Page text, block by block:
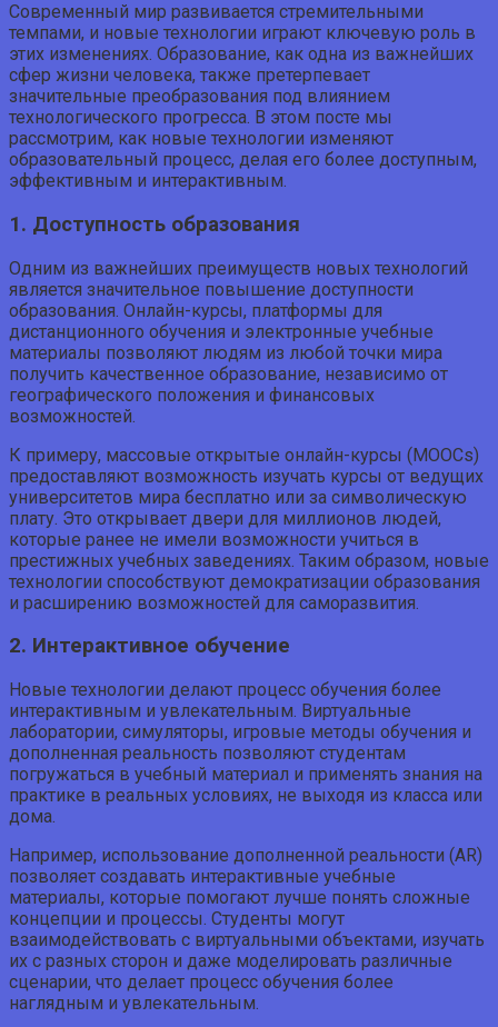
Современный мир развивается стремительными
темпами, и новые технологии играют ключевую роль в
этих изменениях. Образование, как одна из важнейших
сфер жизни человека, также претерпевает
значительные преобразования под влиянием
технологического прогресса. В этом посте мы
рассмотрим, как новые технологии изменяют
образовательный процесс, делая его более доступным,
эффективным и интерактивным.
1. Доступность образования
Одним из важнейших преимуществ новых технологий
является значительное повышение доступности
образования. Онлайн-курсы, платформы для
дистанционного обучения и электронные учебные
материалы позволяют людям из любой точки мира
получить качественное образование, независимо от
географического положения и финансовых
возможностей.
К примеру, массовые открытые онлайн-курсы (MOOCs)
предоставляют возможность изучать курсы от ведущих
университетов мира бесплатно или за символическую
плату. Это открывает двери для миллионов людей,
которые ранее не имели возможности учиться в
престижных учебных заведениях. Таким образом, новые
технологии способствуют демократизации образования
и расширению возможностей для саморазвития.
2. Интерактивное обучение
Новые технологии делают процесс обучения более
интерактивным и увлекательным. Виртуальные
лаборатории, симуляторы, игровые методы обучения и
дополненная реальность позволяют студентам
погружаться в учебный материал и применять знания на
практике в реальных условиях, не выходя из класса или
дома.
Например, использование дополненной реальности (AR)
позволяет создавать интерактивные учебные
материалы, которые помогают лучше понять сложные
концепции и процессы. Студенты могут
взаимодействовать с виртуальными объектами, изучать
их с разных сторон и даже моделировать различные
сценарии, что делает процесс обучения более
наглядным и увлекательным.